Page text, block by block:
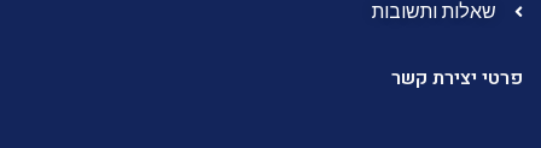
שאלות ותשובות
פרטי יצירת קשר